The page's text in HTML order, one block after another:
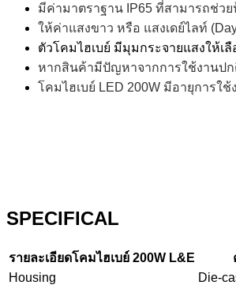
มีค่ามาตราฐาน IP65 ที่สามารถช่ว
ให้ค่าแสงขาว หรือ แสงเดย์ไลท์
ตัวโคมไฮเบย์ มีมุมกระจายแสงให้เ
หากสินค้ามีปัญหาจากการใช้งานปก
โคมไฮเบย์ LED 200W มีอายุการใ
SPECIFICAL
รายละเอียดโคมไฮเบย์ 200W L&E
Housing
Die-